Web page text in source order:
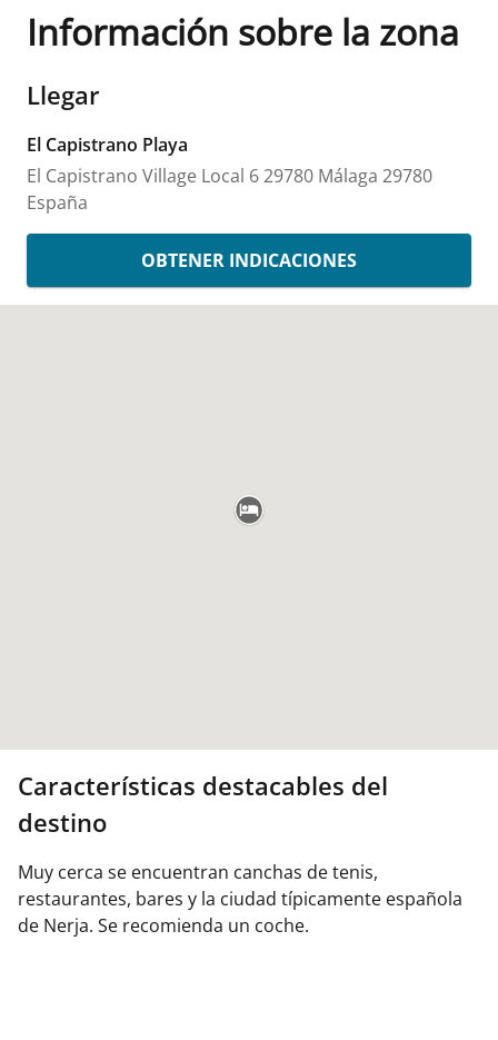
Información sobre la zona
Llegar
El Capistrano Playa
El Capistrano Village Local 629780 Málaga 29780
España
OBTENER INDICACIONES
Características destacables del
destino
Muy cerca se encuentran canchas de tenis,
restaurantes, bares y la ciudad típicamente española
de Nerja. Se recomienda un coche.